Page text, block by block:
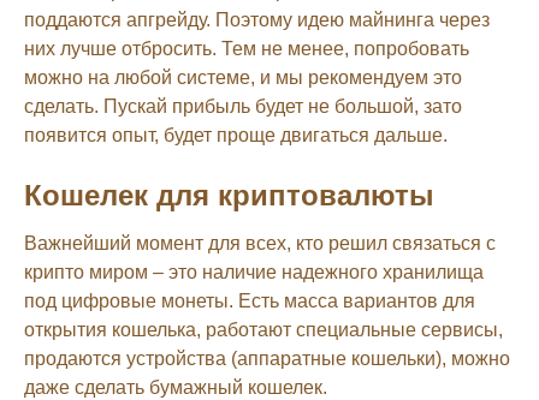
поддаются апгрейду. Поэтому идею майнинга через
них лучше отбросить. Тем не менее, попробовать
можно на любой системе, и мы рекомендуем это
сделать. Пускай прибыль будет не большой, зато
появится опыт, будет проще двигаться дальше.
Кошелек для криптовалюты
Важнейший момент для всех, кто решил связаться с
крипто миром – это наличие надежного хранилища
под цифровые монеты. Есть масса вариантов для
открытия кошелька, работают специальные сервисы,
продаются устройства (аппаратные кошельки), можно
даже сделать бумажный кошелек.